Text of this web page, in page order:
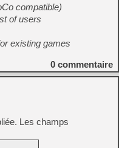
compatible)
of users
existing games
0 commentaire
Les champs